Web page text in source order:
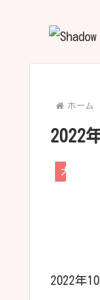
ホーム
2022
大会動画
2022年